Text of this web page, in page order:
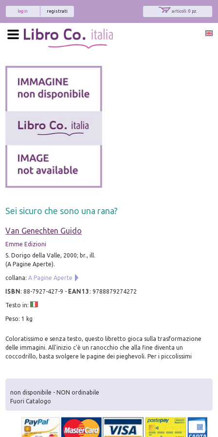
articoli: 0 pz.
registrati
login
Sei sicuro che sono una rana?
Van Genechten Guido
Emme Edizioni
S. Dorigo della Valle, 2000; br., ill.
(A Pagine Aperte).
collana:A Pagine Aperte
ISBN:88-7927-427-9 - EAN13 :9788879274272
Testo in:
Peso: 1 kg
Coloratissimo e senza testo, questo libretto gioca sulla trasformazione
delle immagini. All'inizio c'è un ranocchio che alla fine diventa un
coccodrillo, basta svolgere le pagine dei pieghevoli. Per i piccolissimi
non disponibile - NON ordinabile
Fuori Catalogo